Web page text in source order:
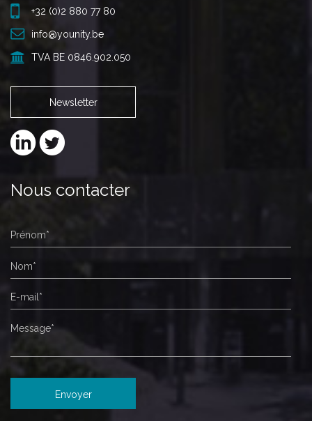
+32 (0)2 880 77 80
info@younity.be
TVA BE 0846.902.050
Newsletter
Nous contacter